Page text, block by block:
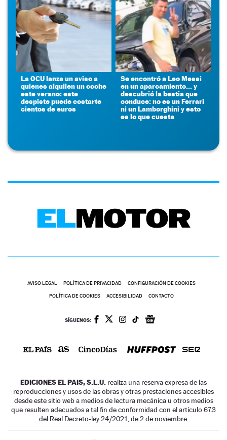
La OCU lanza un aviso a
quienes alquilen un coche
este verano: este
despiste puede costarte
cientos de euros
Se encontró a Leo Messi
en un aparcamiento... y
descubrió la bestia que
conduce: no es un Ferrari
ni un Lamborghini y esto
es lo que cuesta
AVISO LEGAL POLÍTICA DE PRIVACIDAD CONFIGURACIÓN DE COOKIES
POLÍTICA DE COOKIES ACCESIBILIDAD CONTACTO
SÍGUENOS:
EDICIONES EL PAIS, S.L.U. realiza una reserva expresa de las
reproducciones y usos de las obras y otras prestaciones accesibles
desde este sitio web a medios de lectura mecánica u otros medios
que resulten adecuados a tal fin de conformidad con el artículo 67.3
del Real Decreto-ley 24/2021, de 2 de noviembre.